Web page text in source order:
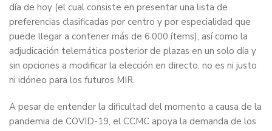
día de hoy (el cual consiste en presentar una lista de
preferencias clasificadas por centro y por especialidad que
puede llegar a contener más de 6.000 ítems), así como la
adjudicación telemática posterior de plazas en un solo día y
sin opciones a modificar la elección en directo, no es ni justo
ni idóneo para los futuros MIR.
A pesar de entender la dificultad del momento a causa de la
pandemia de COVID-19, el CCMC apoya la demanda de los